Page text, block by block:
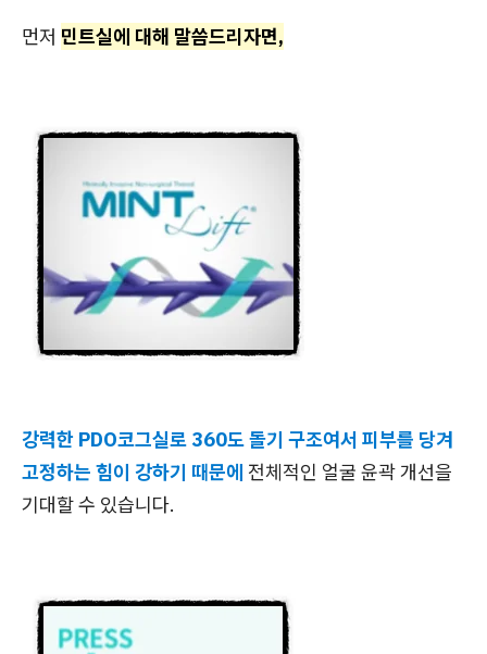
먼저 민트실에 대해 말씀드리자면,
강력한 PDO코그실로 360도 돌기 구조여서 피부를 당겨
고정하는 힘이 강하기 때문에 전체적인 얼굴 윤곽 개선을
기대할 수 있습니다.